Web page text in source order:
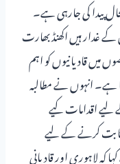
پیدا کی جارہی ہے۔
غدار ہیں اکھنڈ بھارت
میں قادیانیوں کو اہم
ہے۔ انہوں نے مطالبہ
لیے اقدامات کیے
کرنے کے لیے
کہ لاہوری اور قادیانی